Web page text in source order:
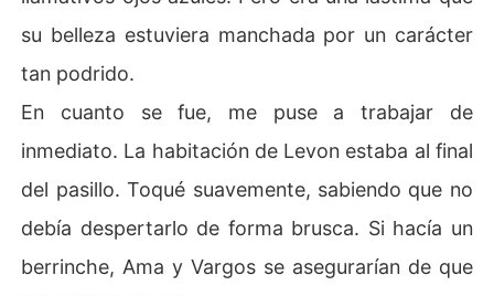
su belleza estuviera manchada por un carácter
tan podrido.
En cuanto se fue, me puse a trabajar de
inmediato. La habitación de Levon estaba al final
del pasillo. Toqué suavemente, sabiendo que no
debía despertarlo de forma brusca. Si hacía un
berrinche, Ama y Vargos se asegurarían de que